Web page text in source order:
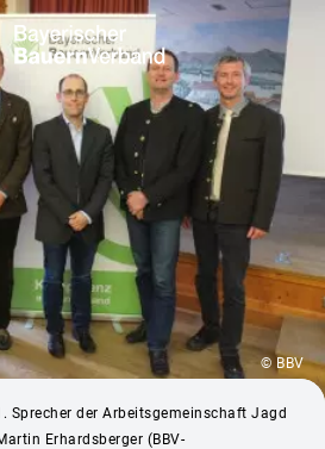
© BBV
Sprecher der Arbeitsgemeinschaft Jagd
Erhardsberger (BBV-